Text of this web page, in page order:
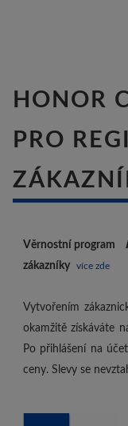
HONOR
PRO
Věrnostní program
zákazníky více zde
Vytvořením
okamžitě získáváte
Po přihlášení na
ceny. Slevy se